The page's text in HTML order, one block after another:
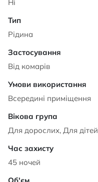
Ні
Рідина
Від комарів
Всередині приміщення
Для дорослих, Для дітей
45 ночей